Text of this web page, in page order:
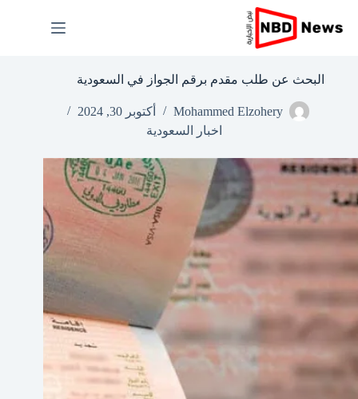
إلى
المحتوى
البحث عن طلب مقدم برقم الجواز في السعودية
Mohammed Elzohery
أكتوبر 30, 2024
اخبار السعودية